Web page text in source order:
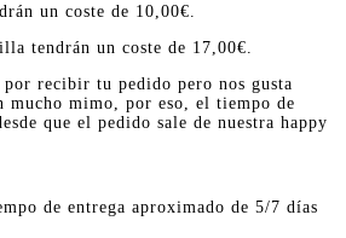
un coste de 10,00€.
tendrán un coste de 17,00€.
por recibir tu pedido pero nos gusta
mucho mimo, por eso, el tiempo de
que el pedido sale de nuestra happy
de entrega aproximado de 5/7 días